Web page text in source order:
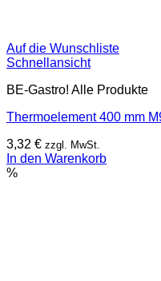
Auf die Wunschliste
Schnellansicht
BE-Gastro! Alle Produkte
Thermoelement 400 mm
3,32 € zzgl. MwSt.
In den Warenkorb
%